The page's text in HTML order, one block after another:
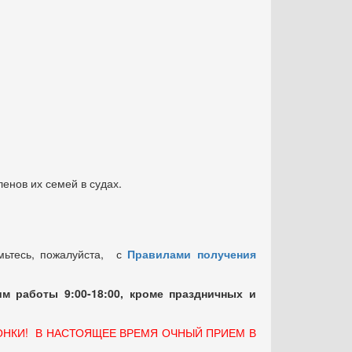
их семей в судах.
пожалуйста, с Правилами получения
работы 9:00-18:00, кроме праздничных и
В НАСТОЯЩЕЕ ВРЕМЯ ОЧНЫЙ ПРИЕМ В